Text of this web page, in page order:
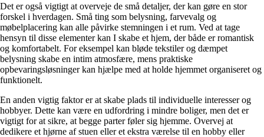
Det er også vigtigt at overveje de små detaljer, der kan gøre en stor
forskel i hverdagen. Små ting som belysning, farvevalg og
møbelplacering kan alle påvirke stemningen i et rum. Ved at tage
hensyn til disse elementer kan I skabe et hjem, der både er romantisk
og komfortabelt. For eksempel kan bløde tekstiler og dæmpet
belysning skabe en intim atmosfære, mens praktiske
opbevaringsløsninger kan hjælpe med at holde hjemmet organiseret og
funktionelt.
En anden vigtig faktor er at skabe plads til individuelle interesser og
hobbyer. Dette kan være en udfordring i mindre boliger, men det er
vigtigt for at sikre, at begge parter føler sig hjemme. Overvej at
dedikere et hjørne af stuen eller et ekstra værelse til en hobby eller